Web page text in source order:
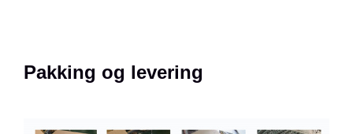
Pakking og levering